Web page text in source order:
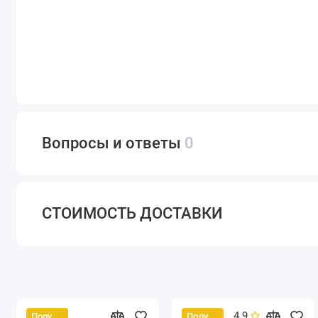
Вопросы и ответы 0
СТОИМОСТЬ ДОСТАВКИ